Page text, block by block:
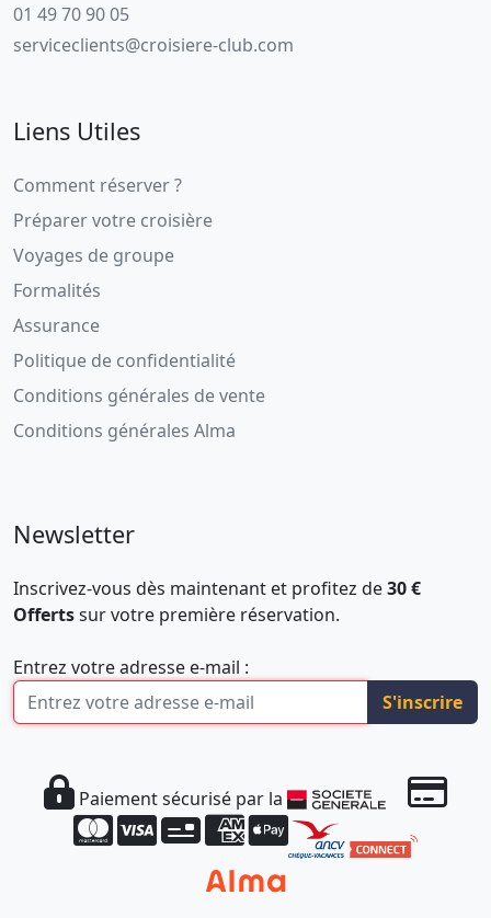
01 49 70 90 05
serviceclients@croisiere-club.com
Liens Utiles
Comment réserver ?
Préparer votre croisière
Voyages de groupe
Formalités
Assurance
Politique de confidentialité
Conditions générales de vente
Conditions générales Alma
Newsletter
Inscrivez-vous dès maintenant et profitez de30 €
Offertssur votre première réservation.
Entrez votre adresse e-mail :
S'inscrire
Paiement sécurisé par la